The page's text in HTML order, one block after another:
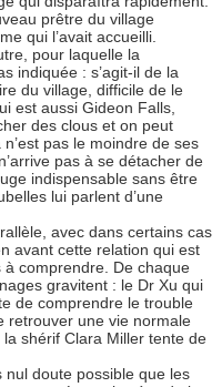
prêtre du village
qui l’avait accueilli.
pour laquelle la
indiquée : s’agit-il de la
du village, difficile de le
est aussi Gideon Falls,
des clous et on peut
pas le moindre de ses
pas à se détacher de
indispensable sans être
lui parlent d’une
avec dans certains cas
avant cette relation qui est
à comprendre. De chaque
gravitent : le Dr Xu qui
de comprendre le trouble
retrouver une vie normale
shérif Clara Miller tente de
doute possible que les